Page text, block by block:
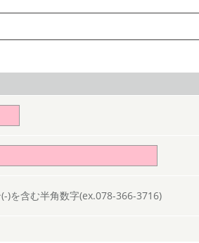
)を含む半角数字(ex.078-366-3716)